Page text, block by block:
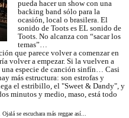
pueda hacer un show con una
backing band sólo para la
ocasión, local o brasilera. El
sonido de Toots es EL sonido de
Toots. No alcanza con “sacar los
temas”…
que parece volver a comenzar en
volver a empezar. Si la vuelven a
una especie de canción sinfín… Casi
más estructura: son estrofas y
el estribillo, el "Sweet & Dandy", y
minutos y medio, maso, está todo
se escuchara más reggae así...